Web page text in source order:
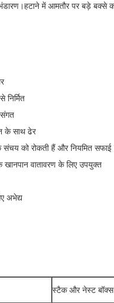
में आमतौर पर बड़े बक्से
निर्मित
के साथ ढेर
को रोकती हैं और नियमित सफाई
खानपान वातावरण के लिए उपयुक्त
अभेद्य
स्टैक और नेस्ट